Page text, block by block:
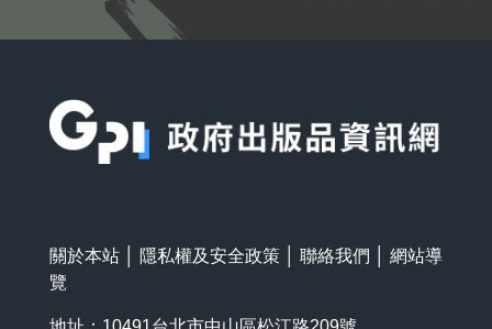
關於本站 隱私權及安全政策 聯絡我們
網站導
覽